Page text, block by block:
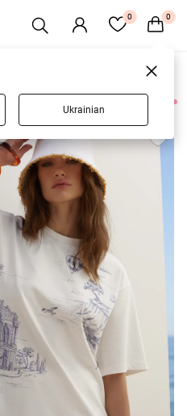
0 0
12 товарів
Ukrainian